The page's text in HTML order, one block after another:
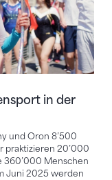
in der
und Oron 8’500
praktizieren 20’000
360’000 Menschen
Juni 2025 werden